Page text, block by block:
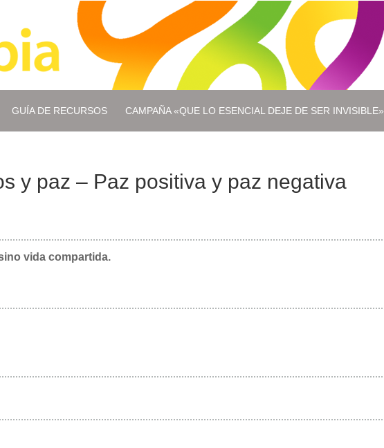
GUÍA DE RECURSOS CAMPAÑA «QUE LO ESENCIAL DEJE DE SER INVISIBLE»
y paz – Paz positiva y paz negativa
vida compartida.